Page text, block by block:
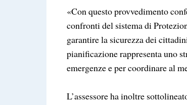
«Con questo provvedimento
confronti del sistema di
garantire la sicurezza dei
pianificazione rappresenta uno
emergenze e per coordinare al
L’assessore ha inoltre